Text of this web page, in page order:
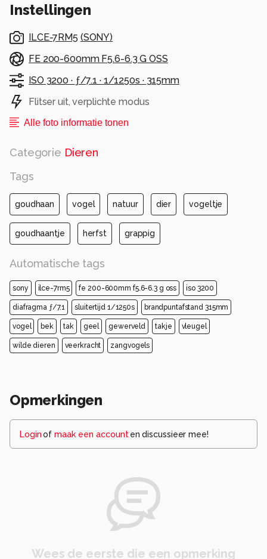
Instellingen
ILCE-7RM5 (SONY)
FE 200-600mm F5.6-6.3 G OSS
ISO 3200 · ƒ/7.1 · 1/1250s · 315mm
Flitser uit, verplichte modus
Alle foto informatie tonen
Categorie Dieren
Tags
goudhaan vogel natuur dier vogeltje
goudhaantje herfst grappig
Automatische tags
sony ilce-7rm5 fe 200-600mm f5.6-6.3 g oss iso 3200
diafragma ƒ/7.1 sluitertijd 1/1250s brandpuntafstand 315mm
vogel bek tak geel gewerveld takje vleugel
wilde dieren veerkracht zangvogels
Opmerkingen
Loginof maak een account en discussieer mee!
Wees de eerste die een opmerking